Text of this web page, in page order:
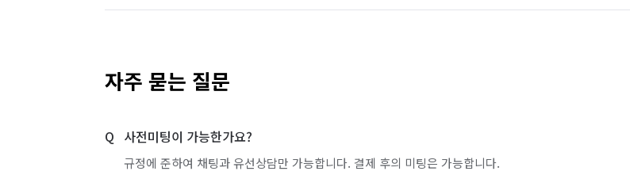
자주 묻는 질문
사전미팅이 가능한가요?
규정에 준하여 채팅과 유선상담만 가능합니다. 결제 후의 미팅은 가능합니다.